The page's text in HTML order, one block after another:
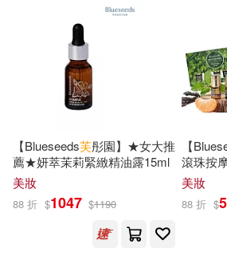
カガノミハチ(21)
向曉漢（主編）(21)
吳文智 主編(21)
小澤としお(21)
朗文編輯部(21)
中央廣播電視大學出版社(144)
廣東人民出版社(144)
台灣東販(143)
warner music(142)
三聯(142)
【Blueseeds芙彤園】★女大推
薦★妍萃茉莉緊緻精油露15ml
美妝
88 折 $1047 $1190
【
滾珠按
草/柑橘/
美妝
88 折 $